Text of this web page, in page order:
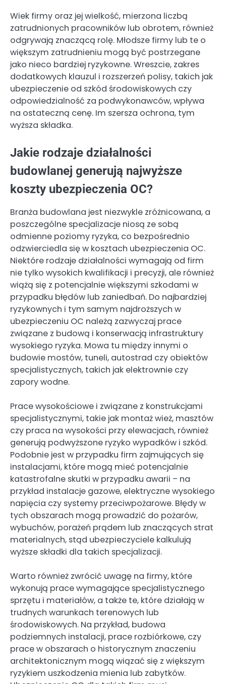
Wiek firmy oraz jej wielkość, mierzona liczbą
zatrudnionych pracowników lub obrotem, również
odgrywają znaczącą rolę. Młodsze firmy lub te o
większym zatrudnieniu mogą być postrzegane
jako nieco bardziej ryzykowne. Wreszcie, zakres
dodatkowych klauzul i rozszerzeń polisy, takich jak
ubezpieczenie od szkód środowiskowych czy
odpowiedzialność za podwykonawców, wpływa
na ostateczną cenę. Im szersza ochrona, tym
wyższa składka.
Jakie rodzaje działalności
budowlanej generują najwyższe
koszty ubezpieczenia OC?
Branża budowlana jest niezwykle zróżnicowana, a
poszczególne specjalizacje niosą ze sobą
odmienne poziomy ryzyka, co bezpośrednio
odzwierciedla się w kosztach ubezpieczenia OC.
Niektóre rodzaje działalności wymagają od firm
nie tylko wysokich kwalifikacji i precyzji, ale również
wiążą się z potencjalnie większymi szkodami w
przypadku błędów lub zaniedbań. Do najbardziej
ryzykownych i tym samym najdroższych w
ubezpieczeniu OC należą zazwyczaj prace
związane z budową i konserwacją infrastruktury
wysokiego ryzyka. Mowa tu między innymi o
budowie mostów, tuneli, autostrad czy obiektów
specjalistycznych, takich jak elektrownie czy
zapory wodne.
Prace wysokościowe i związane z konstrukcjami
specjalistycznymi, takie jak montaż wież, masztów
czy praca na wysokości przy elewacjach, również
generują podwyższone ryzyko wypadków i szkód.
Podobnie jest w przypadku firm zajmujących się
instalacjami, które mogą mieć potencjalnie
katastrofalne skutki w przypadku awarii – na
przykład instalacje gazowe, elektryczne wysokiego
napięcia czy systemy przeciwpożarowe. Błędy w
tych obszarach mogą prowadzić do pożarów,
wybuchów, porażeń prądem lub znaczących strat
materialnych, stąd ubezpieczyciele kalkulują
wyższe składki dla takich specjalizacji.
Warto również zwrócić uwagę na firmy, które
wykonują prace wymagające specjalistycznego
sprzętu i materiałów, a także te, które działają w
trudnych warunkach terenowych lub
środowiskowych. Na przykład, budowa
podziemnych instalacji, prace rozbiórkowe, czy
prace w obszarach o historycznym znaczeniu
architektonicznym mogą wiązać się z większym
ryzykiem uszkodzenia mienia lub zabytków.